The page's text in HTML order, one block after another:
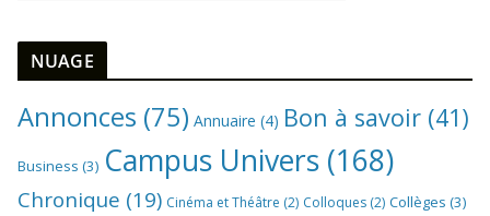
NUAGE
Annonces (75) Annuaire (4) Bon à savoir (41)
Business (3) Campus Univers (168)
Chronique (19) Cinéma et Théâtre (2) Colloques (2) Collèges (3)